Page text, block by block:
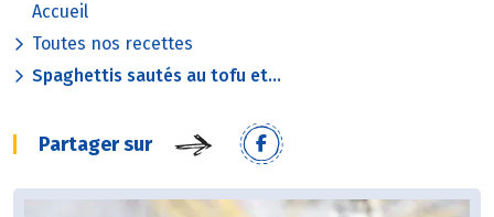
Accueil
Toutes nos recettes
Spaghettis sautés au tofu et...
Partager sur